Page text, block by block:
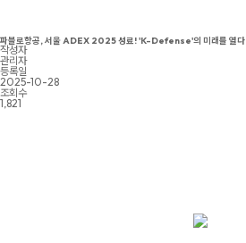
파블로항공, 서울 ADEX 2025 성료! 'K-Defense'의 미래를 열다
작성자
관리자
등록일
2025-10-28
조회수
1,821